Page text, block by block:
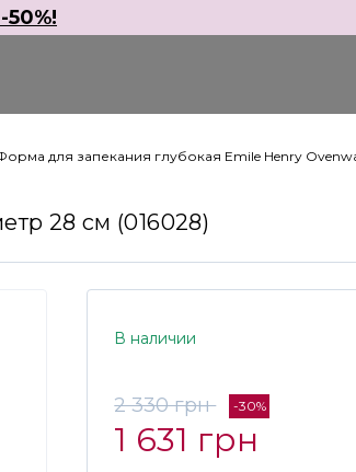
для запекания глубокая Emile Henry
28 см (016028)
В наличии
2 330 грн -30%
1 631 грн